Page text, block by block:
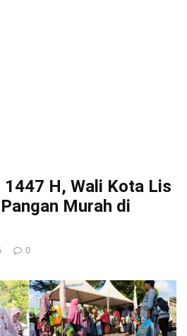
H, Wali Kota Lis
Murah di
0